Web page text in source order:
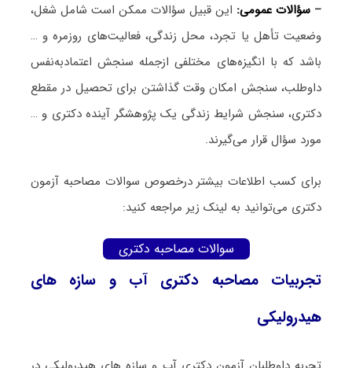
– سؤالات عمومی: این قبیل سؤالات ممکن است شامل شغل،
وضعیت تأهل یا تجرد، محل زندگی، فعالیت‌های روزمره و …
باشد که با انگیزه‌های مختلفی ازجمله سنجش اعتمادبه‌نفس
داوطلب، سنجش امکان وقت گذاشتن برای تحصیل در مقطع
دکتری، سنجش شرایط زندگی یک پژوهشگر آینده دکتری و …
مورد سؤال قرار می‌گیرند.
برای کسب اطلاعات بیشتر درخصوص سوالات مصاحبه آزمون
دکتری می‌توانید به لینک زیر مراجعه کنید:
سوالات مصاحبه دکتری
تجربیات مصاحبه دکتری آب و سازه‎‌ های
هیدرولیکی